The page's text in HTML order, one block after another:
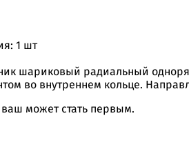
1 шт
шариковый радиальный
во внутреннем кольце.
может стать первым.